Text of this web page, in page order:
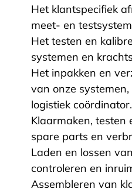
Het klantspecifiek
meet- en
Het testen en
systemen en
Het inpakken en
van onze
logistiek coördinator.
Klaarmaken, testen
spare parts en
Laden en lossen
controleren en
Assembleren van